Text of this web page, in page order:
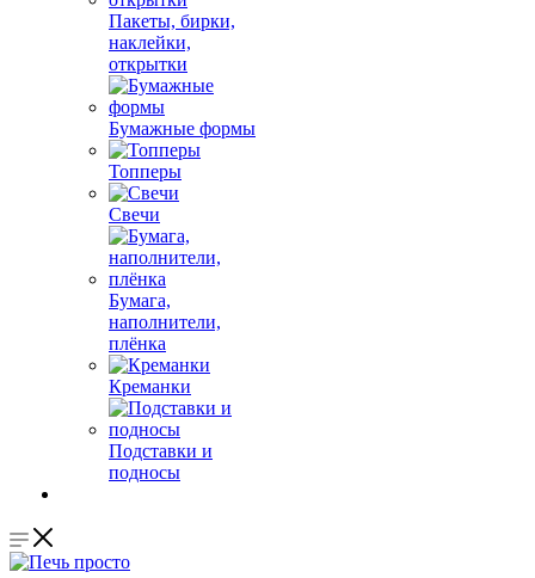
Пакеты, бирки,
наклейки,
открытки
Бумажные формы
Топперы
Свечи
Бумага,
наполнители,
плёнка
Креманки
Подставки и
подносы